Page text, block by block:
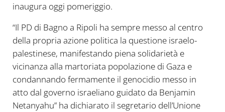
inaugura oggi pomeriggio.
“Il PD di Bagno a Ripoli ha sempre messo al centro
della propria azione politica la questione israelo-
palestinese, manifestando piena solidarietà e
vicinanza alla martoriata popolazione di Gaza e
condannando fermamente il genocidio messo in
atto dal governo israeliano guidato da Benjamin
Netanyahu” ha dichiarato il segretario dell’Unione